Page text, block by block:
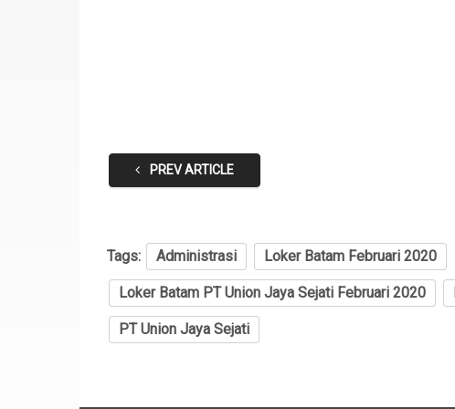
PREV ARTICLE
Tags: Administrasi Loker Batam Februari 2020
Loker Batam PT Union Jaya Sejati Februari 2020
PT Union Jaya Sejati